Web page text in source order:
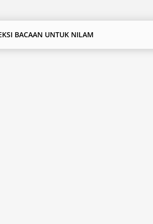
BACAAN UNTUK NILAM